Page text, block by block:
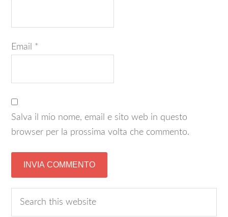
Email *
Salva il mio nome, email e sito web in questo
browser per la prossima volta che commento.